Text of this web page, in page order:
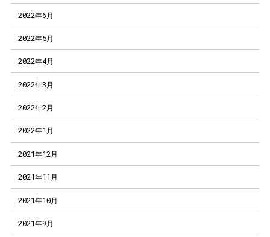
2022年6月
2022年5月
2022年4月
2022年3月
2022年2月
2022年1月
2021年12月
2021年11月
2021年10月
2021年9月